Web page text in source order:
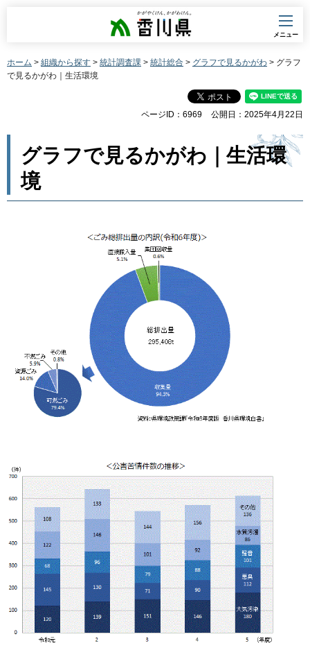
香川県
メニュー
ホーム > 組織から探す > 統計調査課 > 統計総合 > グラフで見るかがわ > グラフ
で見るかがわ｜生活環境
ページID：6969 公開日：2025年4月22日
グラフで見るかがわ｜生活環
境